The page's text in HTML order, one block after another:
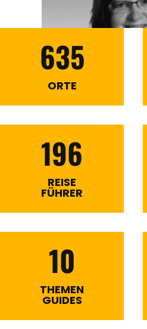
635
ORTE
196
REISE
FÜHRER
10
THEMEN
GUIDES